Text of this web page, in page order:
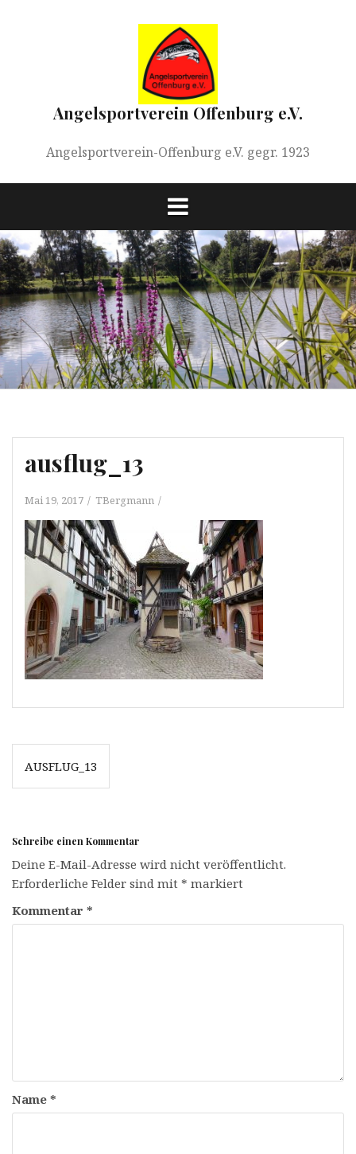
Angelsportverein Offenburg e.V.
Angelsportverein-Offenburg e.V. gegr. 1923
ausflug_13
Mai 19, 2017 TBergmann
Beitrags-
Navigation
AUSFLUG_13
Schreibe einen Kommentar
Deine E-Mail-Adresse wird nicht veröffentlicht.
Erforderliche Felder sind mit * markiert
Kommentar *
Name *